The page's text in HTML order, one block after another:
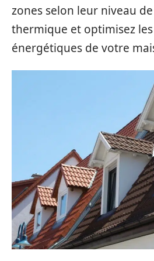
zones selon leur niveau
thermique et optimisez
énergétiques de votre